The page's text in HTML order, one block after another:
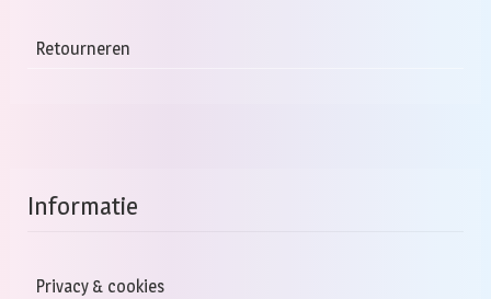
Retourneren
Informatie
Privacy & cookies